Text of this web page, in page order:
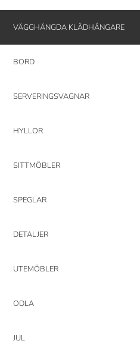
VÄGGHÄNGDA KLÄDHÄNGARE
BORD
SERVERINGSVAGNAR
HYLLOR
SITTMÖBLER
SPEGLAR
DETALJER
UTEMÖBLER
ODLA
JUL